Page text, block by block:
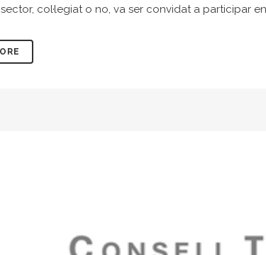
col·legiat o no, va ser convidat a participar